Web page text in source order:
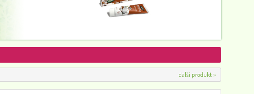
Neemový krém proti opruzeninám, 100 ml - momentálně nedostupný
další produkt »